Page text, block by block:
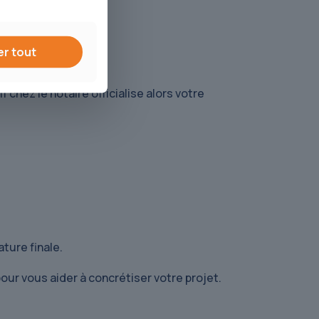
chez le notaire officialise alors votre
finale.
vous aider à concrétiser votre projet.
tout